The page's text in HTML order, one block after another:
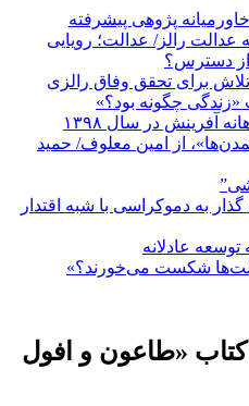
پژوهی پیشرفته
رالز/ عدالت؛ رویایی
از دسترس؟
برای تحقق وفاق رالزی
چگونه بود؟»
آفرینش در سال ۱۳۹۸
از امین معلوف/ حمید
به دموکراسی با شبه اقتدار
عادلانه
شکست می‌خورند؟»
«طاعون و افول